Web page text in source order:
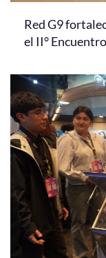
Red G9
el II°